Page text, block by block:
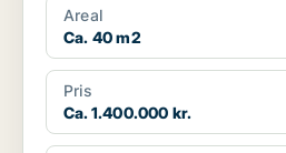
Areal
Ca. 40 m2
Pris
Ca. 1.400.000 kr.